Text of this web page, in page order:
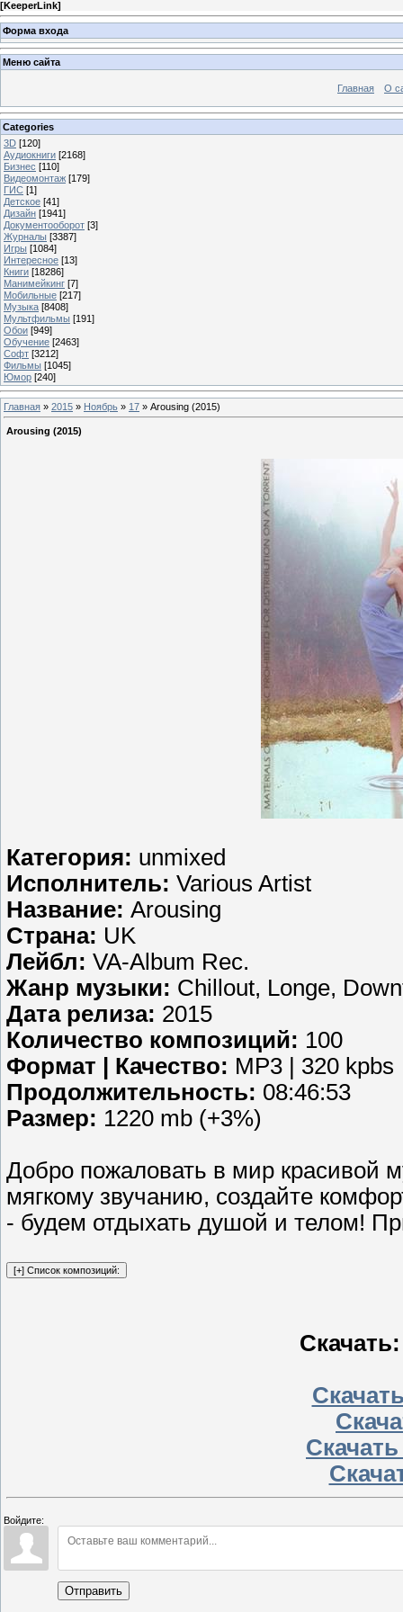
[KeeperLink]
Форма входа
Меню сайта
Главная О
Categories
3D [120]
Аудиокниги [2168]
Бизнес [110]
Видеомонтаж [179]
ГИС [1]
Детское [41]
Дизайн [1941]
Документооборот [3]
Журналы [3387]
Игры [1084]
Интересное [13]
Книги [18286]
Манимейкинг [7]
Мобильные [217]
Музыка [8408]
Мультфильмы [191]
Обои [949]
Обучение [2463]
Софт [3212]
Фильмы [1045]
Юмор [240]
Главная » 2015 » Ноябрь » 17 » Arousing (2015)
Arousing (2015)
Категория: unmixed
Исполнитель: Various Artist
Название: Arousing
Страна: UK
Лейбл: VA-Album Rec.
Жанр музыки: Chillout, Longe,
Дата релиза: 2015
Количество композиций: 100
Формат | Качество: MP3 | 320 kpbs
Продолжительность: 08:46:53
Размер: 1220 mb (+3%)
Добро пожаловать в мир красивой
мягкому звучанию, создайте
- будем отдыхать душой и телом!
Войдите:
Отправить